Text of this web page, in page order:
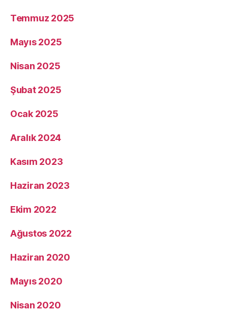
Temmuz 2025
Mayıs 2025
Nisan 2025
Şubat 2025
Ocak 2025
Aralık 2024
Kasım 2023
Haziran 2023
Ekim 2022
Ağustos 2022
Haziran 2020
Mayıs 2020
Nisan 2020